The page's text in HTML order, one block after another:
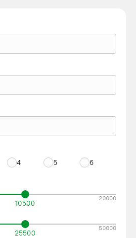
4 5 6
10500
20000
25500
50000